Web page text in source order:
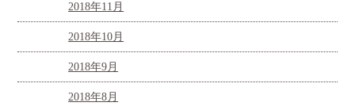
2018年11月
2018年10月
2018年9月
2018年8月